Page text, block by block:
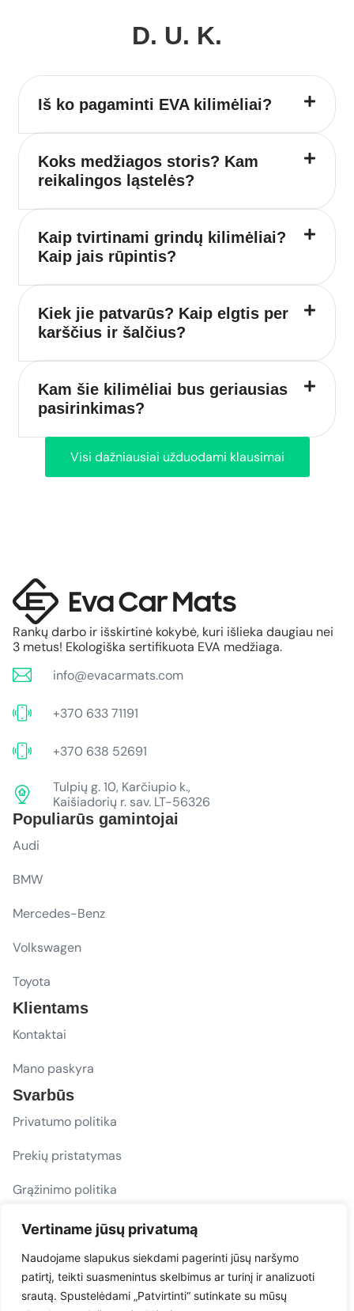
Vertiname jūsų privatumą
Naudojame slapukus siekdami pagerinti jūsų naršymo
patirtį, teikti suasmenintus skelbimus ar turinį ir analizuoti
srautą. Spustelėdami „Patvirtinti“ sutinkate su mūsų
D. U. K.
Iš ko pagaminti EVA kilimėliai?
Koks medžiagos storis? Kam
reikalingos ląstelės?
Kaip tvirtinami grindų kilimėliai?
Kaip jais rūpintis?
Kiek jie patvarūs? Kaip elgtis per
karščius ir šalčius?
Kam šie kilimėliai bus geriausias
pasirinkimas?
Visi dažniausiai užduodami klausimai
Rankų darbo ir išskirtinė kokybė, kuri išlieka daugiau nei
3 metus! Ekologiška sertifikuota EVA medžiaga.
info@evacarmats.com
+370 633 71191
+370 638 52691
Tulpių g. 10, Karčiupio k.,
Kaišiadorių r. sav. LT-56326
Populiarūs gamintojai
Audi
BMW
Mercedes-Benz
Volkswagen
Toyota
Klientams
Kontaktai
Mano paskyra
Svarbūs
Privatumo politika
Prekių pristatymas
Grąžinimo politika
D. U. K.
Sekite mus
evacarmats